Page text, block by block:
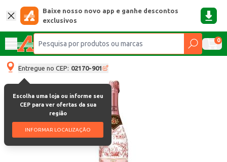
Baixe nosso novo app e ganhe descontos
exclusivos
0
Entregue no CEP: 02170-901
Escolha uma loja ou informe seu
CEP para ver ofertas da sua
região
INFORMAR LOCALIZAÇÃO